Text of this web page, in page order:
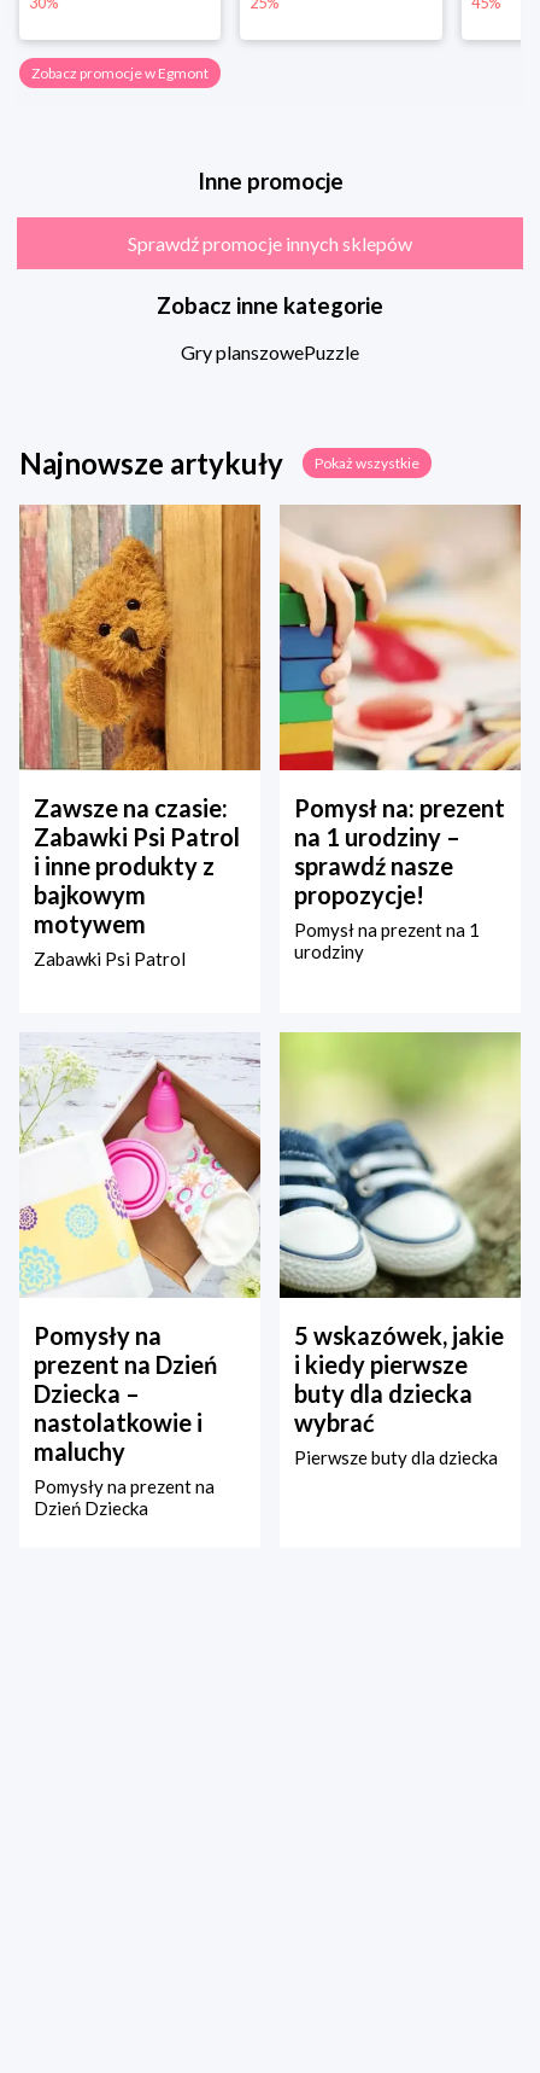
Zobacz promocje w Egmont
Inne promocje
Sprawdź promocje innych sklepów
Zobacz inne kategorie
Gry planszowePuzzle
Najnowsze artykuły Pokaż wszystkie
Zawsze na czasie:
Zabawki Psi Patrol
i inne produkty z
bajkowym
motywem
Zabawki Psi Patrol
Pomysł na: prezent
na 1 urodziny –
sprawdź nasze
propozycje!
Pomysł na prezent na 1
urodziny
Pomysły na
prezent na Dzień
Dziecka –
nastolatkowie i
maluchy
Pomysły na prezent na
Dzień Dziecka
5 wskazówek, jakie
i kiedy pierwsze
buty dla dziecka
wybrać
Pierwsze buty dla dziecka